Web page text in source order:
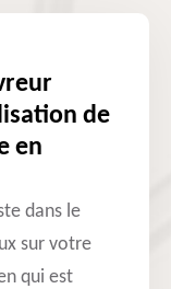
de
en
dans le
sur votre
qui est